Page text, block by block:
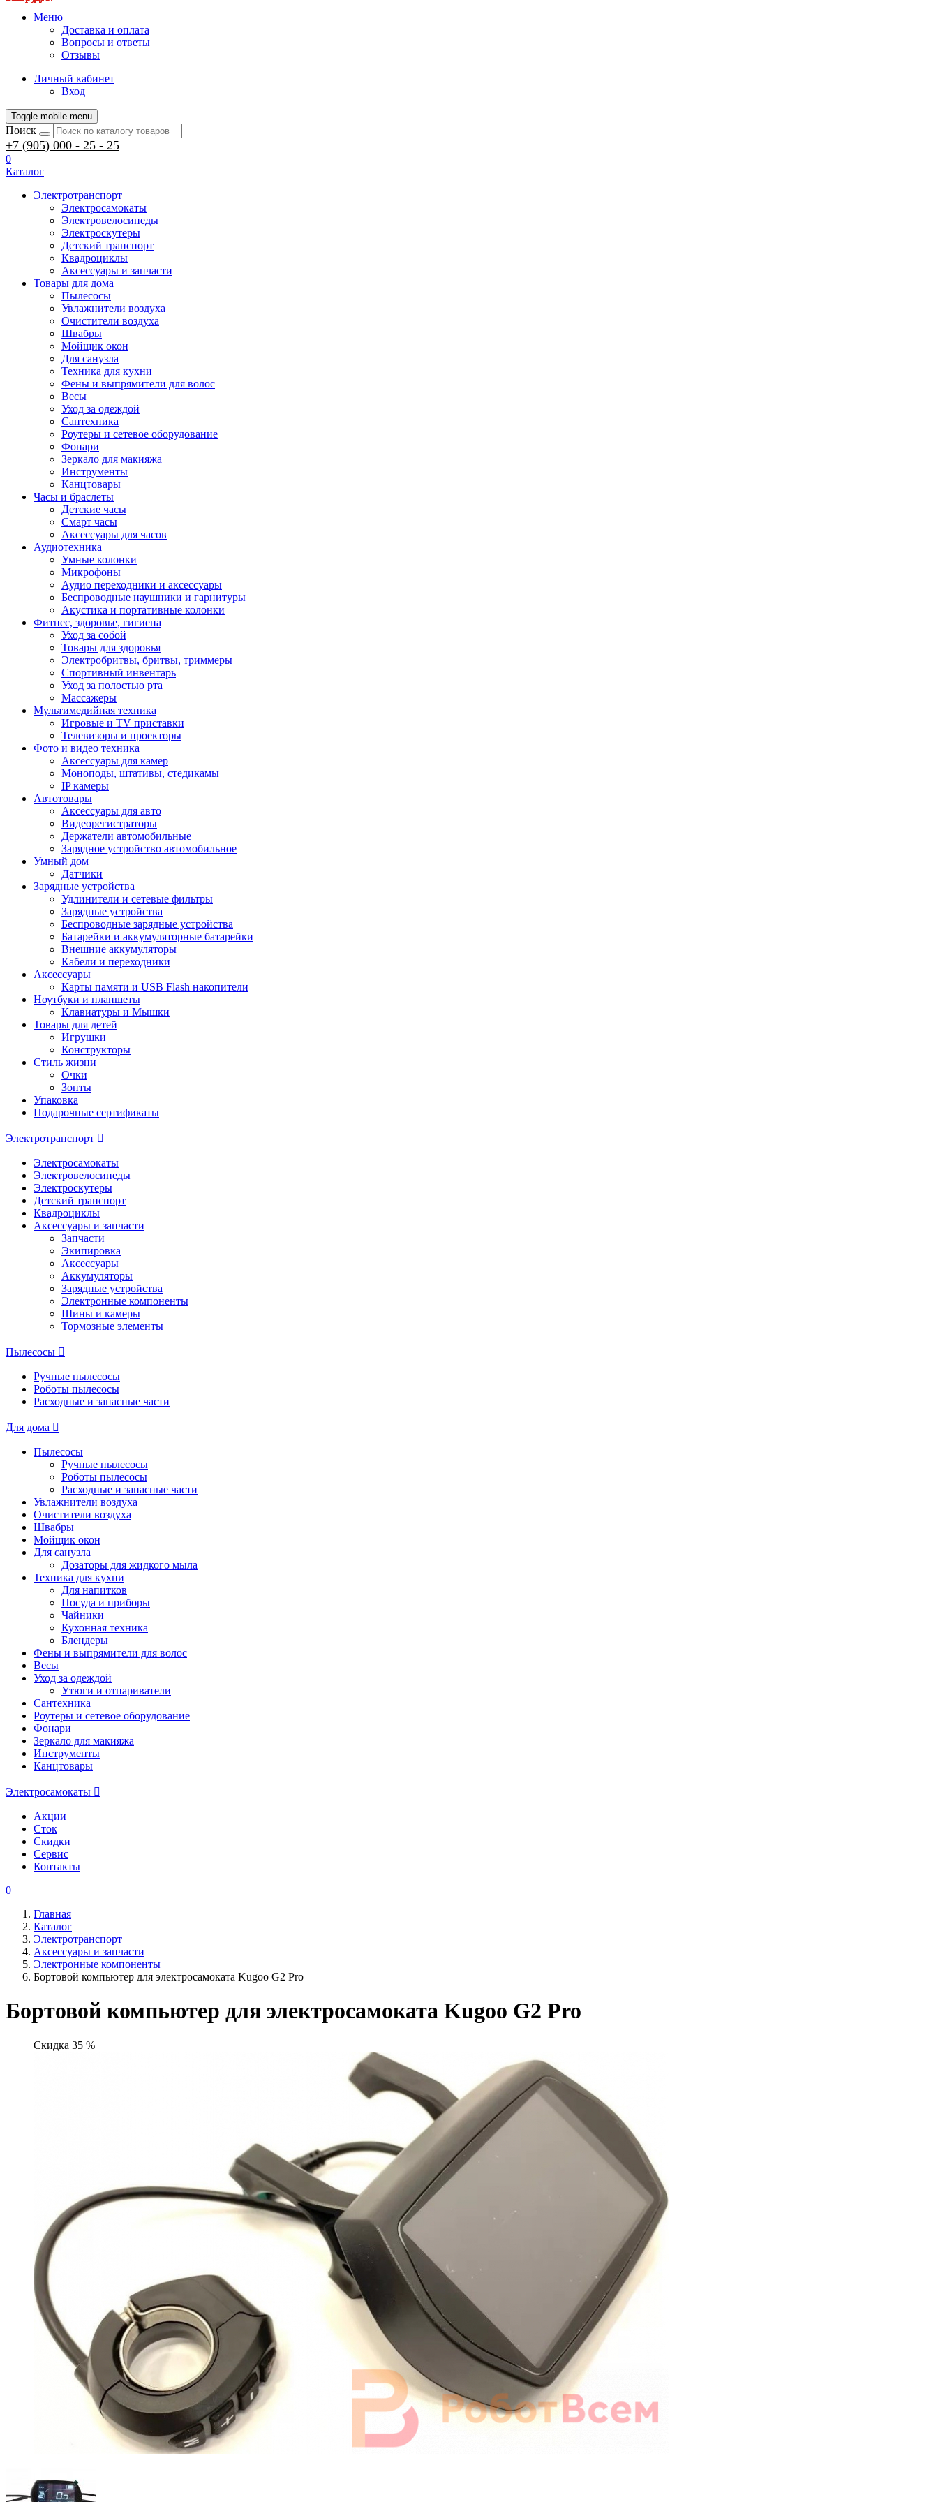
Меню
Доставка и оплата
Вопросы и ответы
Отзывы
Личный кабинет
Вход
Toggle mobile menu
Поиск
+7 (905) 000 - 25 - 25
0
Каталог
Электротранспорт
Электросамокаты
Электровелосипеды
Электроскутеры
Детский транспорт
Квадроциклы
Аксессуары и запчасти
Товары для дома
Пылесосы
Увлажнители воздуха
Очистители воздуха
Швабры
Мойщик окон
Для санузла
Техника для кухни
Фены и выпрямители для волос
Весы
Уход за одеждой
Сантехника
Роутеры и сетевое оборудование
Фонари
Зеркало для макияжа
Инструменты
Канцтовары
Часы и браслеты
Детские часы
Смарт часы
Аксессуары для часов
Аудиотехника
Умные колонки
Микрофоны
Аудио переходники и аксессуары
Беспроводные наушники и гарнитуры
Акустика и портативные колонки
Фитнес, здоровье, гигиена
Уход за собой
Товары для здоровья
Электробритвы, бритвы, триммеры
Спортивный инвентарь
Уход за полостью рта
Массажеры
Мультимедийная техника
Игровые и TV приставки
Телевизоры и проекторы
Фото и видео техника
Аксессуары для камер
Моноподы, штативы, стедикамы
IP камеры
Автотовары
Аксессуары для авто
Видеорегистраторы
Держатели автомобильные
Зарядное устройство автомобильное
Умный дом
Датчики
Зарядные устройства
Удлинители и сетевые фильтры
Зарядные устройства
Беспроводные зарядные устройства
Батарейки и аккумуляторные батарейки
Внешние аккумуляторы
Кабели и переходники
Аксессуары
Карты памяти и USB Flash накопители
Ноутбуки и планшеты
Клавиатуры и Мышки
Товары для детей
Игрушки
Конструкторы
Стиль жизни
Очки
Зонты
Упаковка
Подарочные сертификаты
Электротранспорт
Электросамокаты
Электровелосипеды
Электроскутеры
Детский транспорт
Квадроциклы
Аксессуары и запчасти
Запчасти
Экипировка
Аксессуары
Аккумуляторы
Зарядные устройства
Электронные компоненты
Шины и камеры
Тормозные элементы
Пылесосы
Ручные пылесосы
Роботы пылесосы
Расходные и запасные части
Для дома
Пылесосы
Ручные пылесосы
Роботы пылесосы
Расходные и запасные части
Увлажнители воздуха
Очистители воздуха
Швабры
Мойщик окон
Для санузла
Дозаторы для жидкого мыла
Техника для кухни
Для напитков
Посуда и приборы
Чайники
Кухонная техника
Блендеры
Фены и выпрямители для волос
Весы
Уход за одеждой
Утюги и отпариватели
Сантехника
Роутеры и сетевое оборудование
Фонари
Зеркало для макияжа
Инструменты
Канцтовары
Электросамокаты
Акции
Сток
Скидки
Сервис
Контакты
0
Главная
Каталог
Электротранспорт
Аксессуары и запчасти
Электронные компоненты
Бортовой компьютер для электросамоката Kugoo G2 Pro
Бортовой компьютер для электросамоката Kugoo G2 Pro
Скидка 35 %